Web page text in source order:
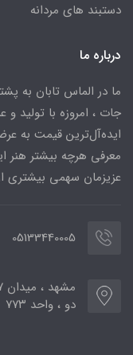
دستبند های مردانه
درباره ما
ما در الماس تابان به
جات ، امروزه با تولید
ایده‌آل‌ترین قیمت به
معرفی هرچه بیشتر هنر
عزیزمان سهمی بیشتری
05133440005
دو ، واحد ۷۷۳